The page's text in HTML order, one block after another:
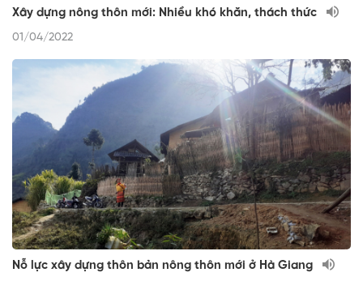
Xây dựng nông thôn mới: Nhiều khó khăn, thách thức
01/04/2022
Nỗ lực xây dựng thôn bản nông thôn mới ở Hà Giang